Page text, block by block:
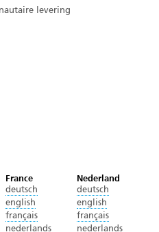
levering
France
deutsch
english
français
nederlands
Nederland
deutsch
english
français
nederlands